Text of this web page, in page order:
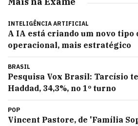
INTELIGÊNCIA ARTIFICIAL
A IA está criando um novo tipo
operacional, mais estratégico
BRASIL
Pesquisa Vox Brasil: Tarcísio
Haddad, 34,3%, no 1º turno
POP
Vincent Pastore, de 'Família